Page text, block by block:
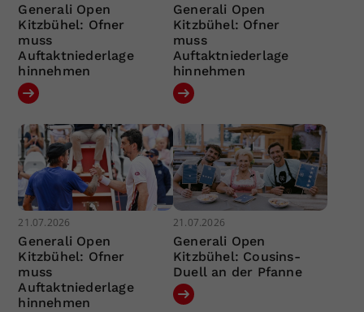
Generali Open
Kitzbühel: Ofner
muss
Auftaktniederlage
hinnehmen
Generali Open
Kitzbühel: Ofner
muss
Auftaktniederlage
hinnehmen
21.07.2026
Generali Open
Kitzbühel: Ofner
muss
Auftaktniederlage
hinnehmen
21.07.2026
Generali Open
Kitzbühel: Cousins-
Duell an der Pfanne